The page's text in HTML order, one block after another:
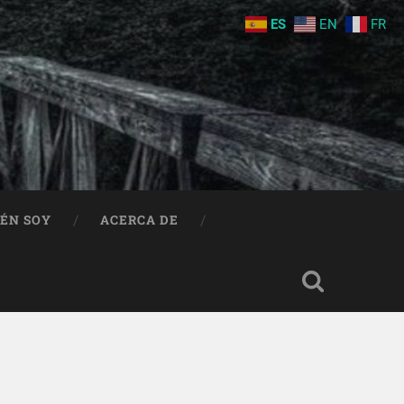
SOY ACERCA DE
ES EN FR